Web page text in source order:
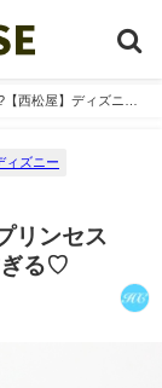
西松屋】ディズニー
ィズニー
リンセス
ぎる♡